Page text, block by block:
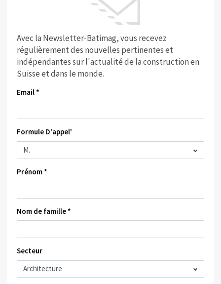
Avec la Newsletter-Batimag, vous recevez
régulièrement des nouvelles pertinentes et
indépendantes sur l'actualité de la construction en
Suisse et dans le monde.
Email *
Formule D'appel'
Prénom *
Nom de famille *
Secteur